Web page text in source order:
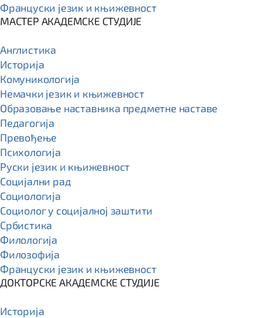
Француски језик и књижевност
МАСТЕР АКАДЕМСКЕ СТУДИЈЕ
Англистика
Историја
Комуникологија
Немачки језик и књижевност
Образовање наставника предметне наставе
Педагогија
Превођење
Психологија
Руски језик и књижевност
Социјални рад
Социологија
Социолог у социјалној заштити
Србистика
Филологија
Филозофија
Француски језик и књижевност
ДОКТОРСКЕ АКАДЕМСКЕ СТУДИЈЕ
Историја